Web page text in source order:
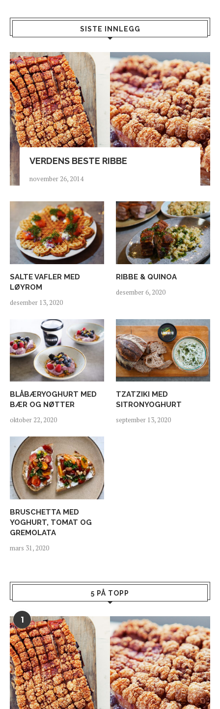
SISTE INNLEGG
VERDENS BESTE RIBBE
november 26, 2014
SALTE VAFLER MED
LØYROM
desember 13, 2020
RIBBE & QUINOA
desember 6, 2020
BLÅBÆRYOGHURT MED
BÆR OG NØTTER
oktober 22, 2020
TZATZIKI MED
SITRONYOGHURT
september 13, 2020
BRUSCHETTA MED
YOGHURT, TOMAT OG
GREMOLATA
mars 31, 2020
5 PÅ TOPP
1